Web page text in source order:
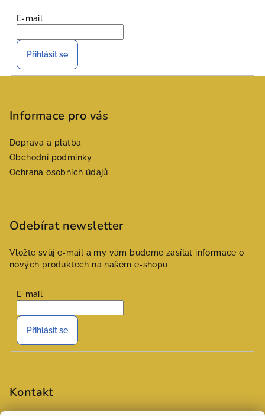
E-mail
Přihlásit se
Informace pro vás
Doprava a platba
Obchodní podmínky
Ochrana osobních údajů
Odebírat newsletter
Vložte svůj e-mail a my vám budeme zasílat informace o
nových produktech na našem e-shopu.
E-mail
Přihlásit se
Kontakt